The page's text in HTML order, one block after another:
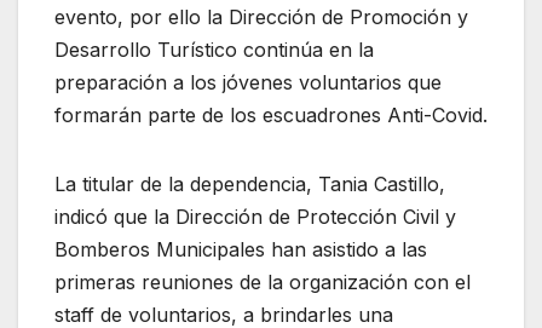
evento, por ello la Dirección de Promoción y
Desarrollo Turístico continúa en la
preparación a los jóvenes voluntarios que
formarán parte de los escuadrones Anti-Covid.
La titular de la dependencia, Tania Castillo,
indicó que la Dirección de Protección Civil y
Bomberos Municipales han asistido a las
primeras reuniones de la organización con el
staff de voluntarios, a brindarles una